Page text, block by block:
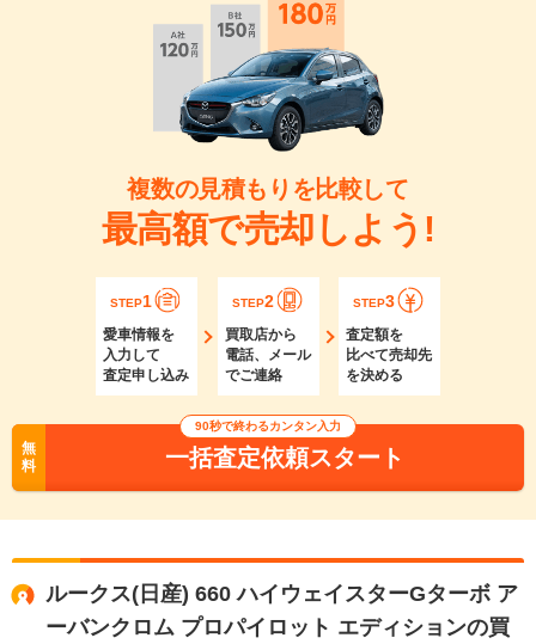
複数の見積もりを比較して
最高額で売却しよう!
STEP1
愛車情報を
入力して
査定申し込み
STEP2
買取店から
電話、メール
でご連絡
STEP3
査定額を
比べて売却先
を決める
無
料
90秒で終わるカンタン入力
一括査定依頼スタート
ルークス(日産) 660 ハイウェイスターGターボ ア
ーバンクロム プロパイロット エディションの買